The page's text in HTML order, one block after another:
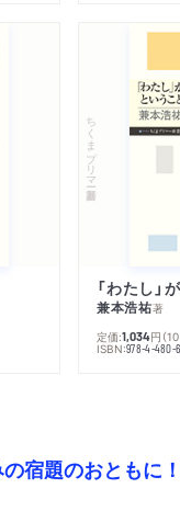
ちくまプリマー新書
兼本浩祐著
定価:1,034円 （
ISBN:978-4-480-
宿題のおともに！